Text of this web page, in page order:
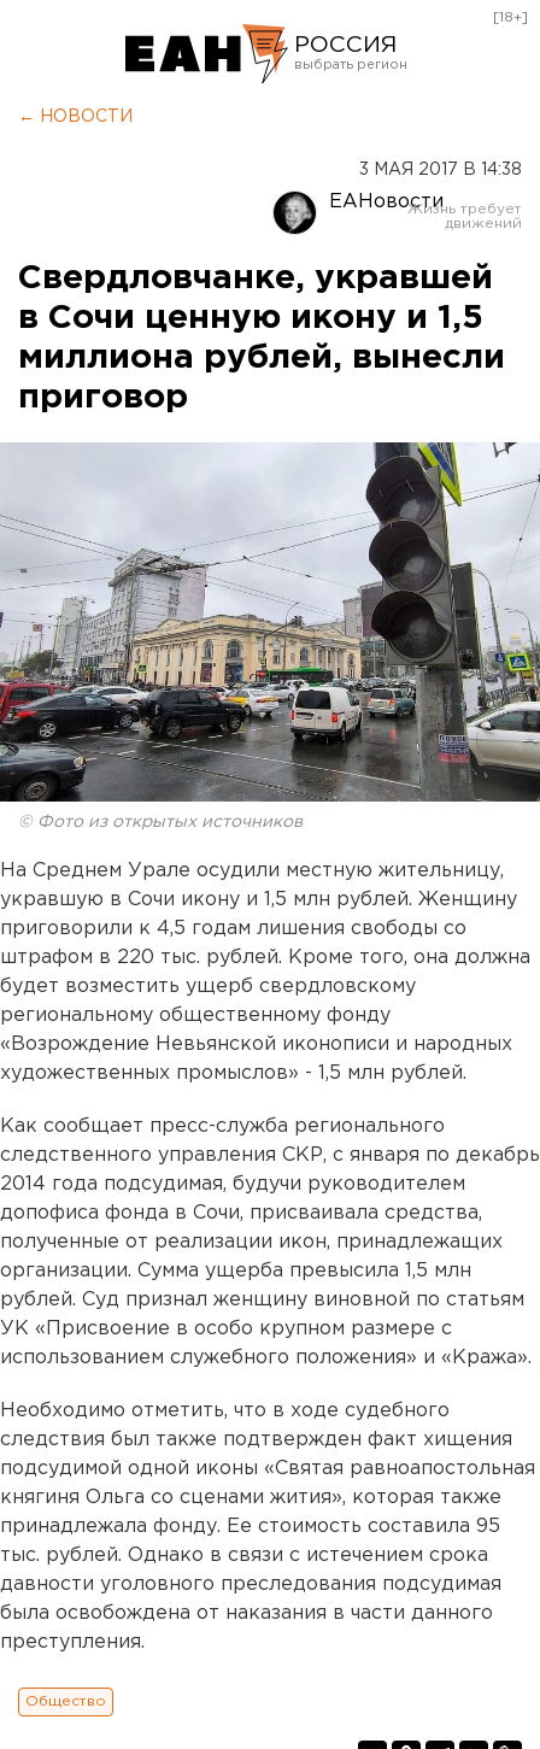
РОССИЯ
Оренбург
[18+]
← НОВОСТИ
3 МАЯ 2017 В 14:38
ЕАНовости
Свердловчанке, укравшей
в Сочи ценную икону и 1,5
миллиона рублей, вынесли
приговор
© Фото из открытых источников
На Среднем Урале осудили местную жительницу,
укравшую в Сочи икону и 1,5 млн рублей. Женщину
приговорили к 4,5 годам лишения свободы со
штрафом в 220 тыс. рублей. Кроме того, она должна
будет возместить ущерб свердловскому
региональному общественному фонду
«Возрождение Невьянской иконописи и народных
художественных промыслов» - 1,5 млн рублей.
Как сообщает пресс-служба регионального
следственного управления СКР, с января по декабрь
2014 года подсудимая, будучи руководителем
допофиса фонда в Сочи, присваивала средства,
полученные от реализации икон, принадлежащих
организации. Сумма ущерба превысила 1,5 млн
рублей. Суд признал женщину виновной по статьям
УК «Присвоение в особо крупном размере с
использованием служебного положения» и «Кража».
Необходимо отметить, что в ходе судебного
следствия был также подтвержден факт хищения
подсудимой одной иконы «Святая равноапостольная
княгиня Ольга со сценами жития», которая также
принадлежала фонду. Ее стоимость составила 95
тыс. рублей. Однако в связи с истечением срока
давности уголовного преследования подсудимая
была освобождена от наказания в части данного
преступления.
Общество